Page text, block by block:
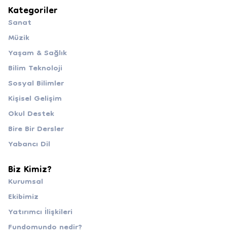
Kategoriler
Sanat
Müzik
Yaşam & Sağlık
Bilim Teknoloji
Sosyal Bilimler
Kişisel Gelişim
Okul Destek
Bire Bir Dersler
Yabancı Dil
Biz Kimiz?
Kurumsal
Ekibimiz
Yatırımcı İlişkileri
Fundomundo nedir?